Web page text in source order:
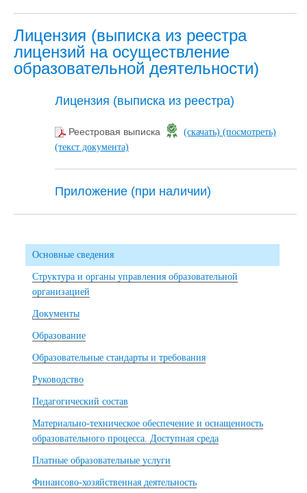
Лицензия (выписка из реестра
лицензий на осуществление
образовательной деятельности)
Лицензия (выписка из реестра)
Реестровая выписка (скачать) (посмотреть)
(текст документа)
Приложение (при наличии)
Основные сведения
Структура и органы управления образовательной
организацией
Документы
Образование
Образовательные стандарты и требования
Руководство
Педагогический состав
Материально-техническое обеспечение и оснащенность
образовательного процесса. Доступная среда
Платные образовательные услуги
Финансово-хозяйственная деятельность